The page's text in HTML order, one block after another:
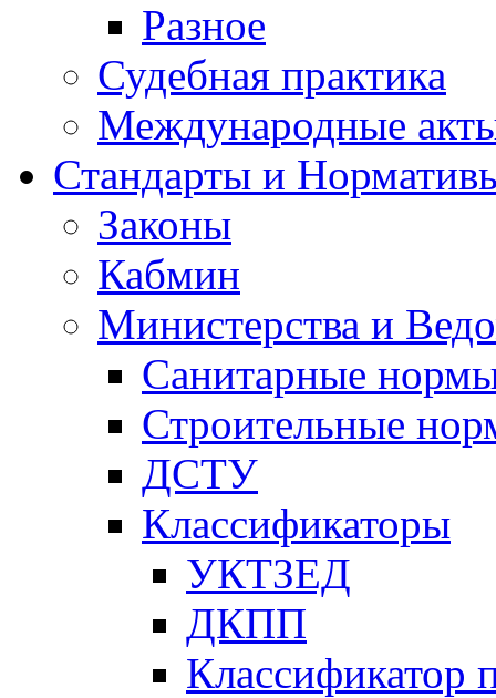
Разное
Судебная практика
Международные
Стандарты и
Законы
Кабмин
Министерства и
Санитарные
Строительные
ДСТУ
Классификаторы
УКТЗЕД
ДКПП
Классификатор